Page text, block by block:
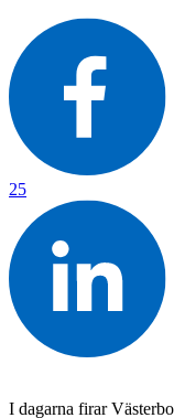
25
I dagarna firar